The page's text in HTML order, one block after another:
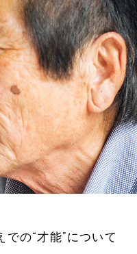
での“才能”について